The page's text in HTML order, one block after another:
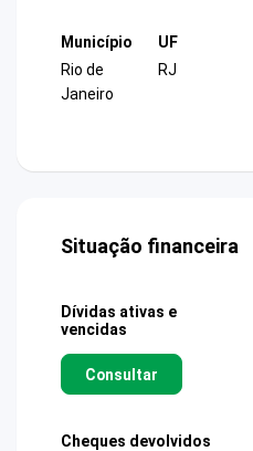
Município
Rio de
Janeiro
UF
RJ
Situação financeira
Dívidas ativas e
vencidas
Consultar
Cheques devolvidos